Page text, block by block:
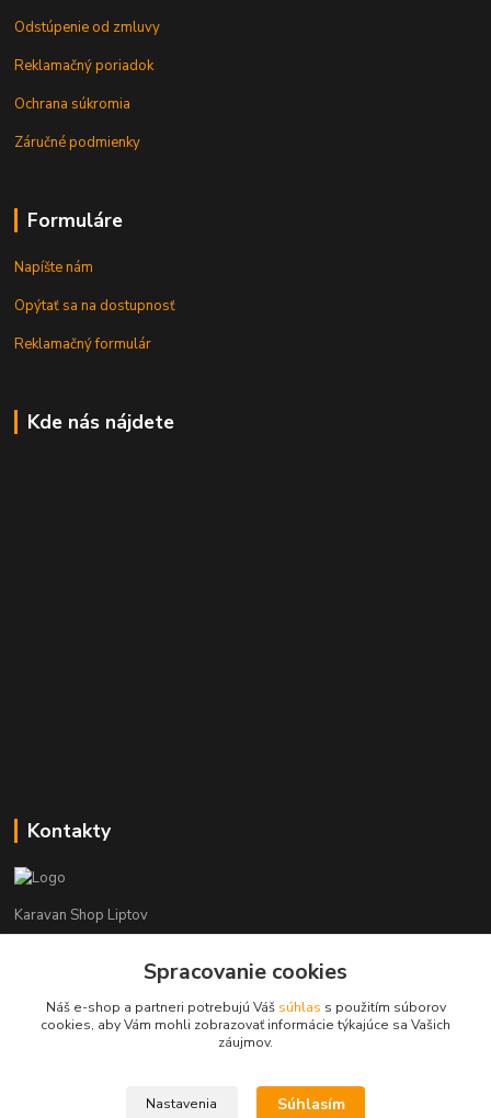
Odstúpenie od zmluvy
Reklamačný poriadok
Ochrana súkromia
Záručné podmienky
Formuláre
Napíšte nám
Opýtať sa na dostupnosť
Reklamačný formulár
Kde nás nájdete
Kontakty
Karavan Shop Liptov
+421 903 626 885
info@karavanshopliptov.sk
Spracovanie cookies
Náš e-shop a partneri potrebujú Váš súhlas s použitím súborov
cookies, aby Vám mohli zobrazovať informácie týkajúce sa Vašich
záujmov.
Nastavenia Súhlasím